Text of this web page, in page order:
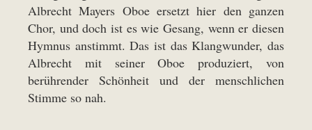
Albrecht Mayers Oboe ersetzt hier den ganzen
Chor, und doch ist es wie Gesang, wenn er diesen
Hymnus anstimmt. Das ist das Klangwunder, das
Albrecht mit seiner Oboe produziert, von
berührender Schönheit und der menschlichen
Stimme so nah.